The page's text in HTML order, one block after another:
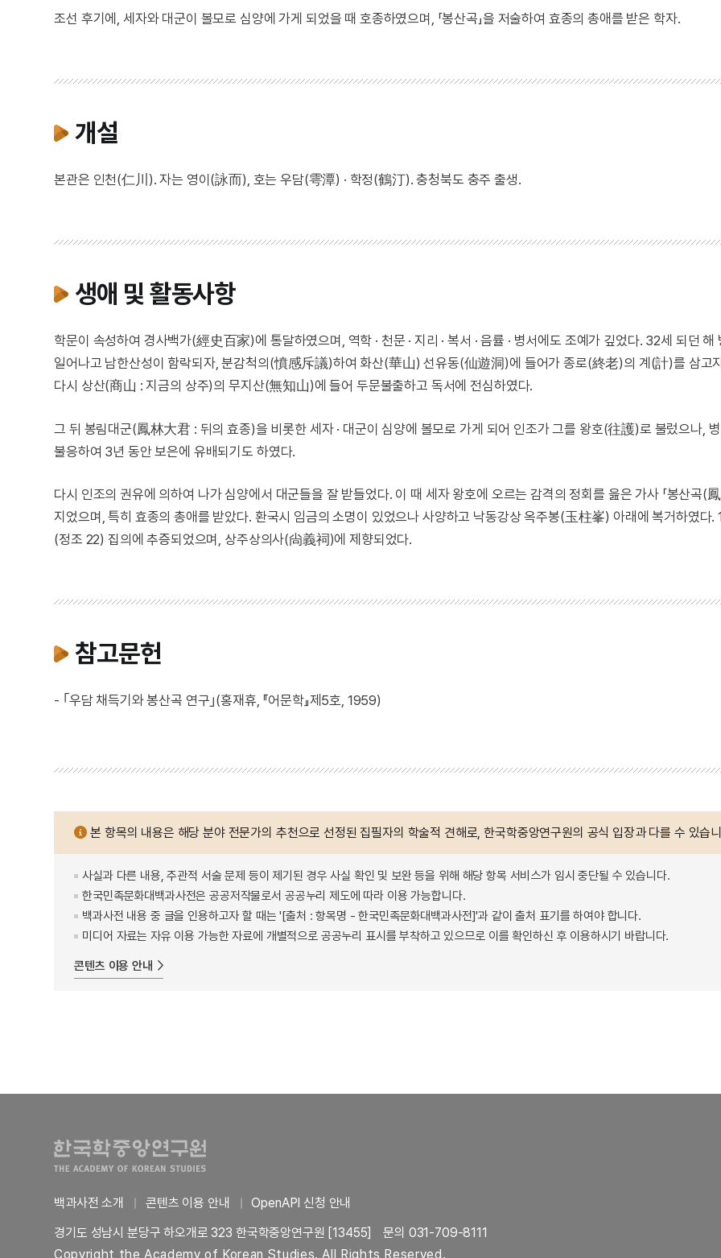
조선 후기에, 세자와 대군이 볼모로 심양에 가게 되었을 때 호종하였으며, 「봉산곡」을 저술하여 효종의 총애를 받은 학자.
개설
본관은 인천(仁川). 자는 영이(詠而), 호는 우담(雩潭) · 학정(鶴汀). 충청북도 충주 출생.
생애 및 활동사항
학문이 속성하여 경사백가(經史百家)에 통달하였으며, 역학 · 천문 · 지리 · 복서 · 음률 · 병서에도 조예가 깊었다. 32세 되던 해
일어나고 남한산성이 함락되자, 분감척의(憤感斥議)하여 화산(華山) 선유동(仙遊洞)에 들어가 종로(終老)의 계(計)를 삼고
다시 상산(商山 : 지금의 상주)의 무지산(無知山)에 들어 두문불출하고 독서에 전심하였다.
그 뒤 봉림대군(鳳林大君 : 뒤의 효종)을 비롯한 세자 · 대군이 심양에 볼모로 가게 되어 인조가 그를 왕호(往護)로 불렀으나,
불응하여 3년 동안 보은에 유배되기도 하였다.
다시 인조의 권유에 의하여 나가 심양에서 대군들을 잘 받들었다. 이 때 세자 왕호에 오르는 감격의 정회를 읊은 가사 「봉산곡(
지었으며, 특히 효종의 총애를 받았다. 환국시 임금의 소명이 있었으나 사양하고 낙동강상 옥주봉(玉柱峯) 아래에 복거하였다.
(정조 22) 집의에 추증되었으며, 상주상의사(尙義祠)에 제향되었다.
참고문헌
- ｢우담 채득기와 봉산곡 연구｣(홍재휴, 『어문학』제5호, 1959)
본 항목의 내용은 해당 분야 전문가의 추천으로 선정된 집필자의 학술적 견해로, 한국학중앙연구원의 공식 입장과 다를 수 있습
사실과 다른 내용, 주관적 서술 문제 등이 제기된 경우 사실 확인 및 보완 등을 위해 해당 항목 서비스가 임시 중단될 수 있습니다.
한국민족문화대백과사전은 공공저작물로서 공공누리 제도에 따라 이용 가능합니다.
백과사전 내용 중 글을 인용하고자 할 때는 '[출처 : 항목명 - 한국민족문화대백과사전]'과 같이 출처 표기를 하여야 합니다.
미디어 자료는 자유 이용 가능한 자료에 개별적으로 공공누리 표시를 부착하고 있으므로 이를 확인하신 후 이용하시기 바랍니다.
콘텐츠 이용 안내
백과사전 소개 콘텐츠 이용 안내
OpenAPI 신청 안내
경기도 성남시 분당구 하오개로 323 한국학중앙연구원 [13455]
문의 031-709-8111
Copyright the Academy of Korean Studies. All Rights Reserved.